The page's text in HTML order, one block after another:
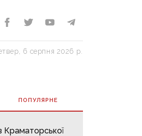
6 серпня 2026 р.
ПОПУЛЯРНE
Краматорської